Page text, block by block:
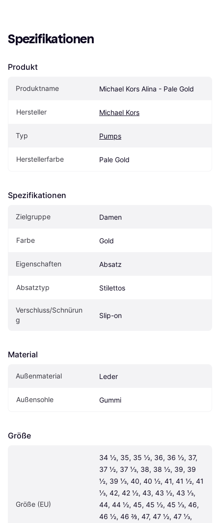
Spezifikationen
Produkt
Produktname Michael Kors Alina - Pale Gold
Hersteller Michael Kors
Typ Pumps
Herstellerfarbe Pale Gold
Spezifikationen
Zielgruppe Damen
Farbe Gold
Eigenschaften Absatz
Absatztyp Stilettos
Verschluss/Schnürun
g
Slip-on
Material
Außenmaterial Leder
Außensohle Gummi
Größe
Größe (EU)
34 ½, 35, 35 ½, 36, 36 ½, 37,
37 ½, 37 ⅓, 38, 38 ½, 39, 39
½, 39 ⅓, 40, 40 ½, 41, 41 ½, 41
⅓, 42, 42 ½, 43, 43 ½, 43 ⅓,
44, 44 ½, 45, 45 ½, 45 ⅓, 46,
46 ½, 46 ⅔, 47, 47 ½, 47 ⅓,